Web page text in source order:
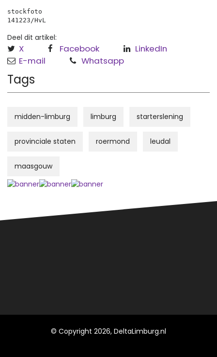
stockfoto
141223/HvL
Deel dit artikel:
X Facebook
LinkedIn
E-mail
Whatsapp
Tags
midden-limburg limburg starterslening
provinciale staten roermond leudal
maasgouw
© Copyright 2026, DeltaLimburg.nl